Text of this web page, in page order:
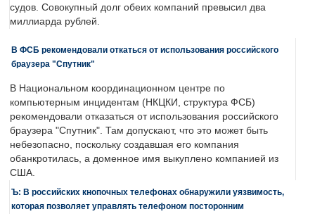
судов. Совокупный долг обеих компаний превысил два
миллиарда рублей.
В ФСБ рекомендовали откаться от использования российского
браузера "Спутник"
В Национальном координационном центре по
компьютерным инцидентам (НКЦКИ, структура ФСБ)
рекомендовали отказаться от использования российского
браузера "Спутник". Там допускают, что это может быть
небезопасно, поскольку создавшая его компания
обанкротилась, а доменное имя выкуплено компанией из
США.
Ъ: В российских кнопочных телефонах обнаружили уязвимость,
которая позволяет управлять телефоном посторонним